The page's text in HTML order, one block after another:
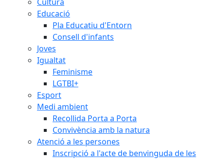
Educació
Pla Educatiu d'Entorn
Consell d'infants
Joves
Igualtat
Feminisme
LGTBI+
Esport
Medi ambient
Recollida Porta a Porta
Convivència amb la natura
Atenció a les persones
Inscripció a l'acte de benvinguda de les